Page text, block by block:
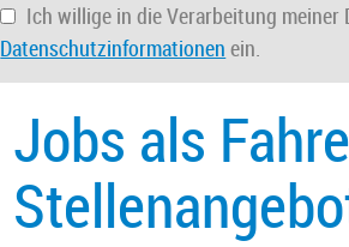
Ich willige in die Verarbeitung meiner
Datenschutzinformationen ein.
Jobs als